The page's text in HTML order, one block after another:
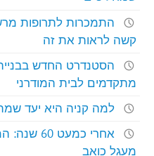
התמכרות לתרופות
קשה לראות את זה
הסטנדרט החדש
מתקדמים לבית המודרני
למה קניה היא יעד
אחרי כמעט
מעגל כואב